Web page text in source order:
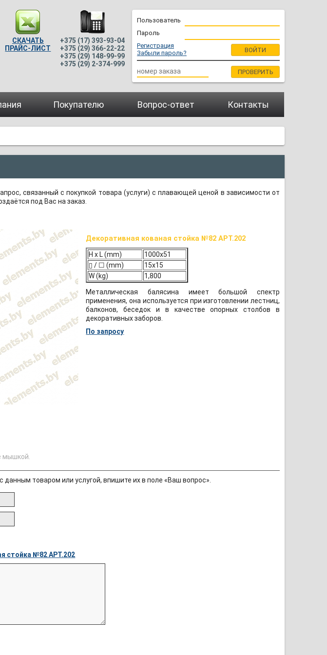
СКАЧАТЬ
ПРАЙС-ЛИСТ
+375 (17) 393-93-04
+375 (29) 366-22-22
+375 (29) 148-99-99
+375 (29) 2-374-999
Пользователь
Пароль
Регистрация
Забыли пароль?
Покупателю Вопрос-ответ Контакты
связанный с покупкой товара (услуги) с плавающей ценой в зависимости от
под Вас на заказ.
мышкой.
Декоративная кованая стойка №82 АРТ.202
H x L (mm)
1000x51
▯ / ☐ (mm)
15x15
W (kg)
1,800
Металлическая балясина имеет большой спектр
применения, она используется при изготовлении лестниц,
балконов, беседок и в качестве опорных столбов в
декоративных заборов.
По запросу
товаром или услугой, впишите их в поле «Ваш вопрос».
стойка №82 АРТ.202